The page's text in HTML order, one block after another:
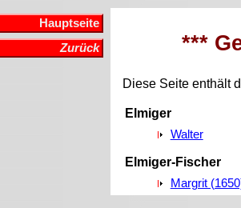
Hauptseite
Zurück
***
Diese Seite enthält
Elmiger
Walter
Elmiger-Fischer
Margrit